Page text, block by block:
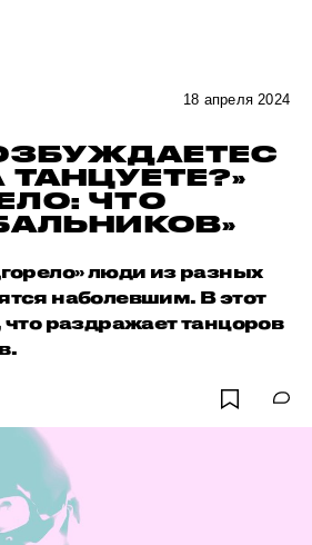
18 апреля 2024
ТАНЦУЕТЕ?»
ЧТО
люди из разных
наболевшим. В этот
раздражает танцоров